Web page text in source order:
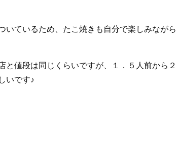
いているため、たこ焼きも自分で楽しみながら
値段は同じくらいですが、１．５人前から２
いです♪